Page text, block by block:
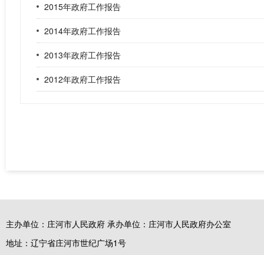
2015年政府工作报告
2014年政府工作报告
2013年政府工作报告
2012年政府工作报告
主办单位：庄河市人民政府 承办单位：庄河市人民政府办公室
地址：辽宁省庄河市世纪广场1号